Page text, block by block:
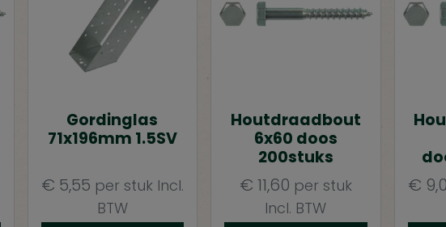
Gordinglas
71x196mm 1.5SV
€ 5,55 per stuk Incl.
BTW
Houtdraadbout
6x60 doos
200stuks
€ 11,60 per stuk
Incl. BTW
€